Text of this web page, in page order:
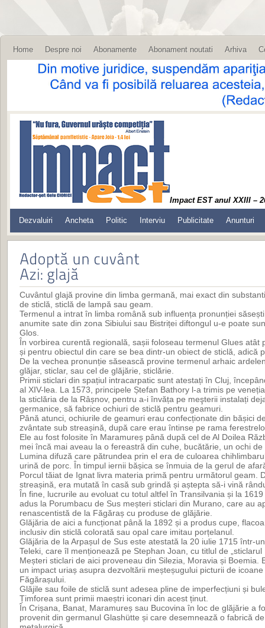
Home Despre noi Abonamente Abonament noutati Arhiva
Impact EST anul XXIII –
Dezvaluiri Ancheta Politic Interviu Publicitate Anunturi
Cuvântul glajă provine din limba germană, mai exact din
de sticlă, sticlă de lampă sau geam.
Termenul a intrat în limba română sub influența pronunției
anumite sate din zona Sibiului sau Bistriței diftongul u-e poate
Glos.
În vorbirea curentă regională, sașii foloseau termenul Glues atât
și pentru obiectul din care se bea dintr-un obiect de sticlă, adică
De la vechea pronunție săsească provine termenul arhaic
glăjar, sticlar, sau cel de glăjărie, sticlărie.
Primii sticlari din spațiul intracarpatic sunt atestați în Cluj,
al XIV-lea. La 1573, principele Ștefan Bathory l-a trimis pe
la sticlăria de la Râșnov, pentru a-i învăța pe meşterii instalați
germanice, să fabrice ochiuri de sticlă pentru geamuri.
Până atunci, ochiurile de geamuri erau confecționate din bășici
zvântate sub streașină, după care erau întinse pe rama
Ele au fost folosite în Maramureș până după cel de Al Doilea
mei încă mai aveau la o fereastră din cuhe, bucătărie, un ochi
Lumina difuză care pătrundea prin el era de culoarea
urină de porc. În timpul iernii bășica se înmuia de la gerul de
Porcul tăiat de Ignat livra materia primă pentru următorul geam.
streașină, era mutată în casă sub grindă și aștepta să-i vină
În fine, lucrurile au evoluat cu totul altfel în Transilvania și la
adus la Porumbacu de Sus meșteri sticlari din Murano, care au
renascentistă de la Făgăraș cu produse de glăjărie.
Glăjăria de aici a funcționat până la 1892 și a produs cupe,
inclusiv din sticlă colorată sau opal care imitau porțelanul.
Glăjăria de la Arpașul de Sus este atestată la 20 iulie 1715 într-
Teleki, care îl menționează pe Stephan Joan, cu titlul de „sticlarul
Meșteri sticlari de aici proveneau din Silezia, Moravia și Boemia.
un impact uriaș asupra dezvoltării meșteșugului picturii de
Făgărașului.
Glăjile sau foile de sticlă sunt adesea pline de imperfecțiuni și
Țimforea sunt primii maeștri iconari din acest ținut.
În Crișana, Banat, Maramureș sau Bucovina în loc de glăjărie a
provenit din germanul Glashütte și care desemnează o fabrică